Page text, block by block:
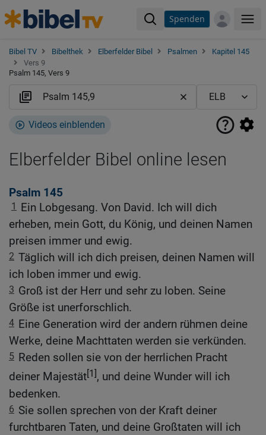
Spenden
Bibel TV Bibelthek Elberfelder Bibel Psalmen
Kapitel 145
Vers 9
Psalm 145, Vers 9
Videos einblenden
Elberfelder Bibel online lesen
Psalm 145
1
Ein Lobgesang. Von David. Ich will dich
erheben, mein Gott, du König, und deinen Namen
preisen immer und ewig.
2 Täglich will ich dich preisen, deinen Namen will
ich loben immer und ewig.
3 Groß ist der Herr und sehr zu loben. Seine
Größe ist unerforschlich.
4 Eine Generation wird der andern rühmen deine
Werke, deine Machttaten werden sie verkünden.
5 Reden sollen sie von der herrlichen Pracht
deiner Majestät[1], und deine Wunder will ich
bedenken.
6 Sie sollen sprechen von der Kraft deiner
furchtbaren Taten, und deine Großtaten will ich